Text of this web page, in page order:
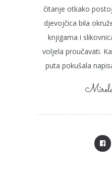
čitanje otkako
djevojčica bila
knjigama i
voljela proučavati.
puta pokušala